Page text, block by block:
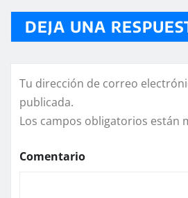
DEJA UNA
Tu dirección de correo
publicada.
Los campos obligatorios están
Comentario